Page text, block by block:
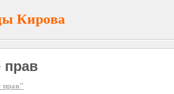
Кирова
прав
прав"